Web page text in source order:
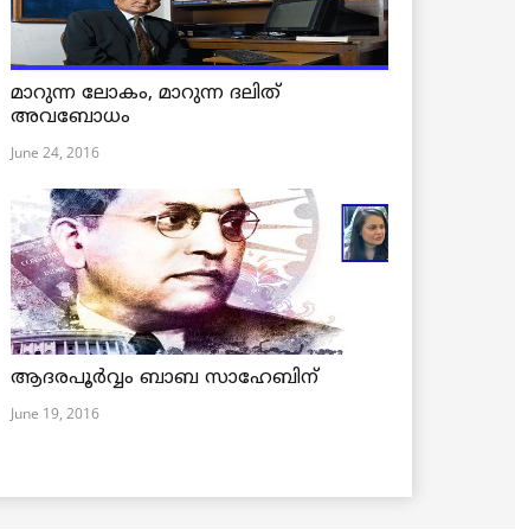
മാറുന്ന ലോകം, മാറുന്ന ദലിത്
അവബോധം
June 24, 2016
ആദരപൂര്‍വ്വം ബാബ സാഹേബിന്
June 19, 2016